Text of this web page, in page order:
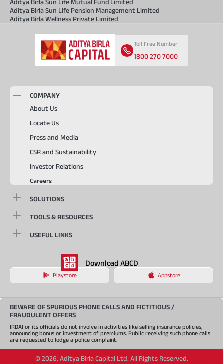
Aditya Birla Sun Life Mutual Fund Limited
Aditya Birla Sun Life Pension Management Limited
Aditya Birla Wellness Private Limited
Toll Free Number
1800 270 7000
COMPANY
About Us
Locate Us
Press and Media
CSR and Sustainability
Investor Relations
Careers
SOLUTIONS
TOOLS & RESOURCES
USEFUL LINKS
Download ABCD
Playstore Appstore
BEWARE OF SPURIOUS PHONE CALLS AND FICTITIOUS /
FRAUDULENT OFFERS
IRDAI or its officials do not involve in activities like selling insurance policies,
announcing bonus or investment of premiums. Public receiving such phone calls
are requested to lodge a police complaint.
© 2026, Aditya Birla Capital Ltd. All Rights Reserved.